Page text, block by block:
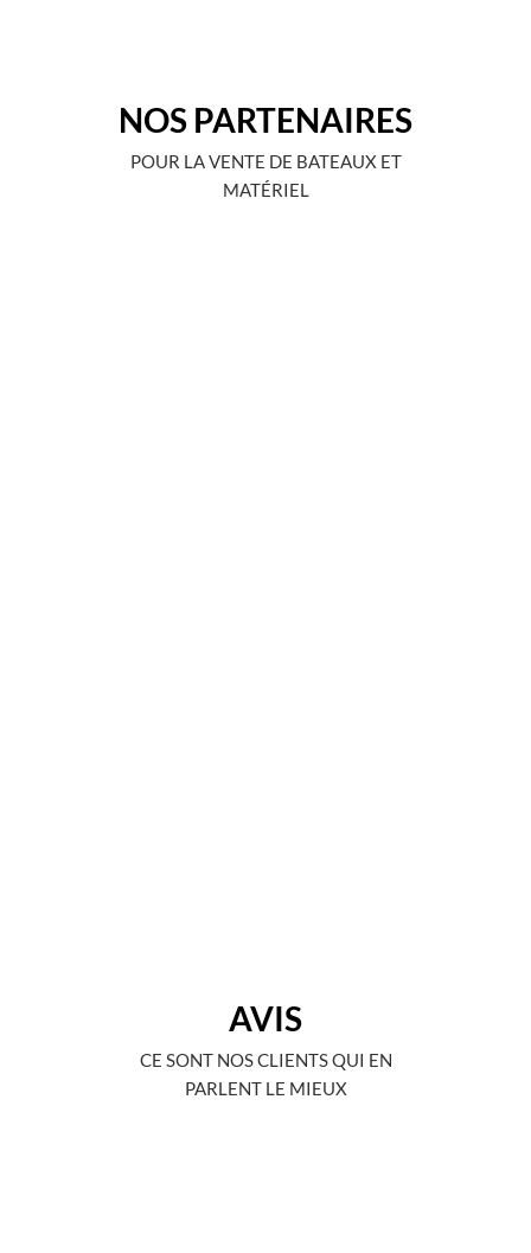
NOS PARTENAIRES
POUR LA VENTE DE BATEAUX ET
MATÉRIEL
AVIS
CE SONT NOS CLIENTS QUI EN
PARLENT LE MIEUX